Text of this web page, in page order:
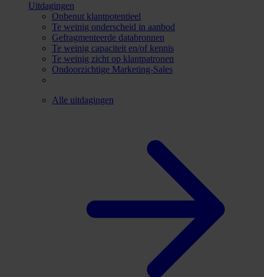
Uitdagingen
Onbenut klantpotentieel
Te weinig onderscheid in aanbod
Gefragmenteerde databronnen
Te weinig capaciteit en/of kennis
Te weinig zicht op klantpatronen
Ondoorzichtige Marketing-Sales
Alle uitdagingen